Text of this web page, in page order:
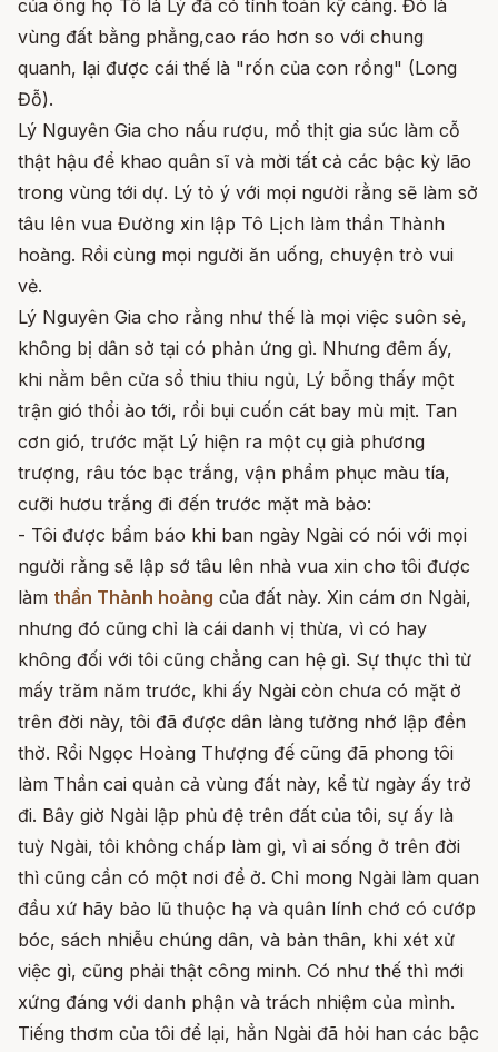
của ông họ Tô là Lý đã có tính toán kỹ càng. Đó là
vùng đất bằng phẳng,cao ráo hơn so với chung
quanh, lại được cái thế là "rốn của con rồng" (Long
Đỗ).
Lý Nguyên Gia cho nấu rượu, mổ thịt gia súc làm cỗ
thật hậu để khao quân sĩ và mời tất cả các bậc kỳ lão
trong vùng tới dự. Lý tỏ ý với mọi người rằng sẽ làm sở
tâu lên vua Đường xin lập Tô Lịch làm thần Thành
hoàng. Rồi cùng mọi người ăn uống, chuyện trò vui
vẻ.
Lý Nguyên Gia cho rằng như thế là mọi việc suôn sẻ,
không bị dân sở tại có phản ứng gì. Nhưng đêm ấy,
khi nằm bên cửa sổ thiu thiu ngủ, Lý bỗng thấy một
trận gió thổi ào tới, rồi bụi cuốn cát bay mù mịt. Tan
cơn gió, trước mặt Lý hiện ra một cụ già phương
trượng, râu tóc bạc trắng, vận phẩm phục màu tía,
cưỡi hươu trắng đi đến trước mặt mà bảo:
- Tôi được bẩm báo khi ban ngày Ngài có nói với mọi
người rằng sẽ lập sớ tâu lên nhà vua xin cho tôi được
làm thần Thành hoàng của đất này. Xin cám ơn Ngài,
nhưng đó cũng chỉ là cái danh vị thừa, vì có hay
không đối với tôi cũng chẳng can hệ gì. Sự thực thì từ
mấy trăm năm trước, khi ấy Ngài còn chưa có mặt ở
trên đời này, tôi đã được dân làng tưởng nhớ lập đền
thờ. Rồi Ngọc Hoàng Thượng đế cũng đã phong tôi
làm Thần cai quản cả vùng đất này, kể từ ngày ấy trở
đi. Bây giờ Ngài lập phủ đệ trên đất của tôi, sự ấy là
tuỳ Ngài, tôi không chấp làm gì, vì ai sống ở trên đời
thì cũng cần có một nơi để ở. Chỉ mong Ngài làm quan
đầu xứ hãy bảo lũ thuộc hạ và quân lính chớ có cướp
bóc, sách nhiễu chúng dân, và bản thân, khi xét xử
việc gì, cũng phải thật công minh. Có như thế thì mới
xứng đáng với danh phận và trách nhiệm của mình.
Tiếng thơm của tôi để lại, hẳn Ngài đã hỏi han các bậc